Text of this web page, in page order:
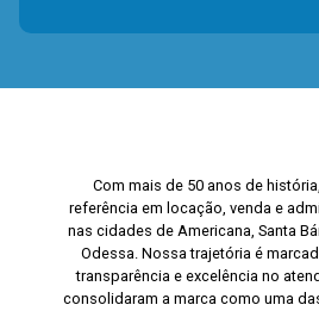
Com mais de 50 anos de
referência em locação, venda e
nas cidades de Americana, Santa
Odessa. Nossa trajetória é
transparência e excelência no
consolidaram a marca como uma